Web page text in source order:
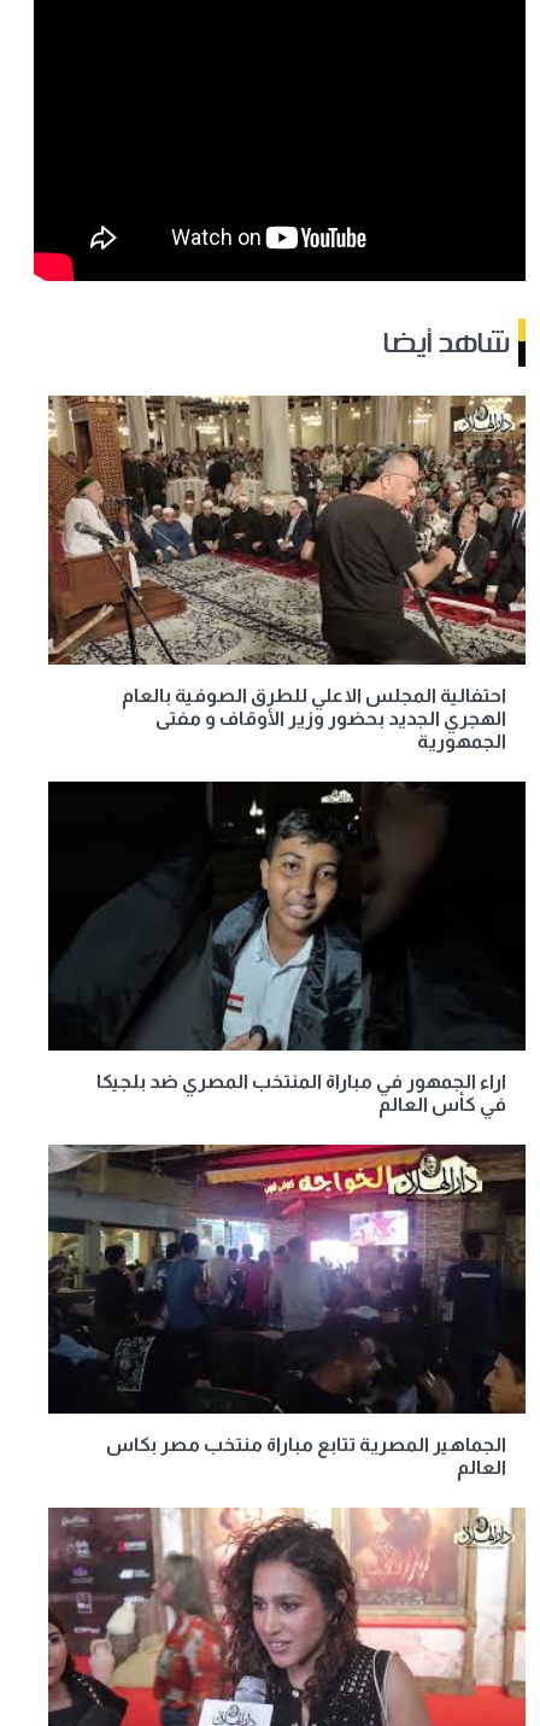
شاهد أيضا
احتفالية المجلس الاعلي للطرق الصوفية بالعام
الهجري الجديد بحضور وزير الأوقاف و مفتى
الجمهورية
اراء الجمهور في مباراة المنتخب المصري ضد بلجيكا
في كأس العالم
الجماهير المصرية تتابع مباراة منتخب مصر بكاس
العالم